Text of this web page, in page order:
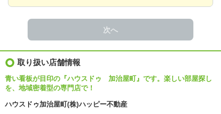
次へ
取り扱い店舗情報
青い看板が目印の『ハウスドゥ 加治屋町』です。楽しい部屋探し
を、地域密着型の専門店で！
ハウスドゥ加治屋町(株)ハッピー不動産